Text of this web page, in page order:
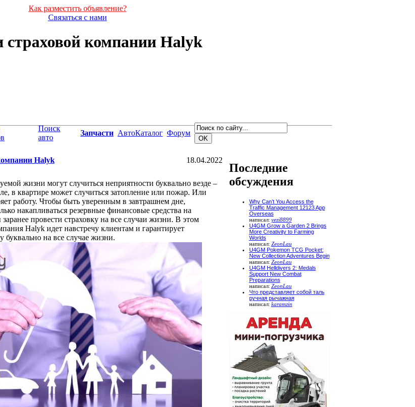
Как разместить объявление?
Связаться с нами
страховой компании Halyk
Поиск
авто
Запчасти АвтоКаталог Форум
Halyk 18.04.2022
жизни могут случиться неприятности буквально везде –
в квартире может случиться затопление или пожар. Или
работу. Чтобы быть уверенным в завтрашнем дне,
накапливаться резервные финансовые средства на
провести страховку на все случаи жизни. В этом
Halyk идет навстречу клиентам и гарантирует
буквально на все случае жизни.
Последние
обсуждения
Why Can’t You Access the
Traffic Management 12123 App
Overseas
написал: yezi8899
U4GM Grow a Garden 2 Brings
More Creativity to Farming
Worlds
написал: ZeonLau
U4GM Pokemon TCG Pocket:
New Collection Adventures Begin
написал: ZeonLau
U4GM Helldivers 2: Medals
Support New Combat
Preparations
написал: ZeonLau
Что представляет собой таль
ручная рычажная
написал: karamzin